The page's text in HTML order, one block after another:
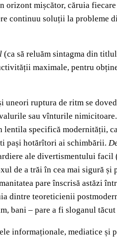
orizont mișcător, căruia
continuu soluții la probleme
(ca să reluăm sintagma din
maximale, pentru
uneori ruptura de ritm se
sau vînturile
lentila specifică modernității,
pași hotărîtori ai schimbării.
ale divertismentului facil
de a trăi în cea mai sigură
pare înscrisă astăzi
dintre teoreticienii
bani – pare a fi sloganul
informaționale, mediatice